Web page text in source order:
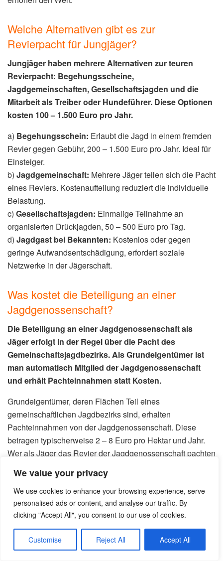
We value your privacy
We use cookies to enhance your browsing experience, serve
personalised ads or content, and analyse our traffic. By
clicking "Accept All", you consent to our use of cookies.
Customise Reject All Accept All
Welche Alternativen gibt es zur
Revierpacht für Jungjäger?
Jungjäger haben mehrere Alternativen zur teuren
Revierpacht: Begehungsscheine,
Jagdgemeinschaften, Gesellschaftsjagden und die
Mitarbeit als Treiber oder Hundeführer. Diese Optionen
kosten 100 – 1.500 Euro pro Jahr.
a) Begehungsschein: Erlaubt die Jagd in einem fremden
Revier gegen Gebühr, 200 – 1.500 Euro pro Jahr. Ideal für
Einsteiger.
b) Jagdgemeinschaft: Mehrere Jäger teilen sich die Pacht
eines Reviers. Kostenaufteilung reduziert die individuelle
Belastung.
c) Gesellschaftsjagden: Einmalige Teilnahme an
organisierten Drückjagden, 50 – 500 Euro pro Tag.
d) Jagdgast bei Bekannten: Kostenlos oder gegen
geringe Aufwandsentschädigung, erfordert soziale
Netzwerke in der Jägerschaft.
Was kostet die Beteiligung an einer
Jagdgenossenschaft?
Die Beteiligung an einer Jagdgenossenschaft als
Jäger erfolgt in der Regel über die Pacht des
Gemeinschaftsjagdbezirks. Als Grundeigentümer ist
man automatisch Mitglied der Jagdgenossenschaft
und erhält Pachteinnahmen statt Kosten.
Grundeigentümer, deren Flächen Teil eines
gemeinschaftlichen Jagdbezirks sind, erhalten
Pachteinnahmen von der Jagdgenossenschaft. Diese
betragen typischerweise 2 – 8 Euro pro Hektar und Jahr.
Wer als Jäger das Revier der Jagdgenossenschaft pachten
Gibt es regionale Unterschiede
bei den Jagdschein-Kosten?
Ja, die regionalen Unterschiede bei den Jagdschein-